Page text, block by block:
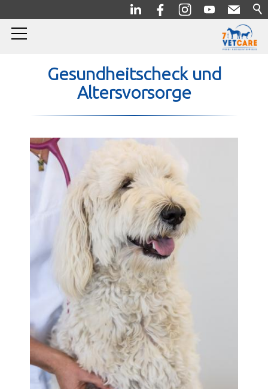
Home
Allgemein/Prophylaxe
Entwurmung und
Parasitenprophylaxe
Impfung
Zahnheilkunde
Gesundheitscheck und
Altersvorsorge
Vergiftungen
Kleine Heimtiere
Innere Medizin
Orthopädie
Chirurgie
Gesundheitscheck und
Altersvorsorge